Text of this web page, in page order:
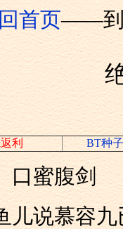
首页——到
利 BT种
口蜜腹剑
鱼儿说慕